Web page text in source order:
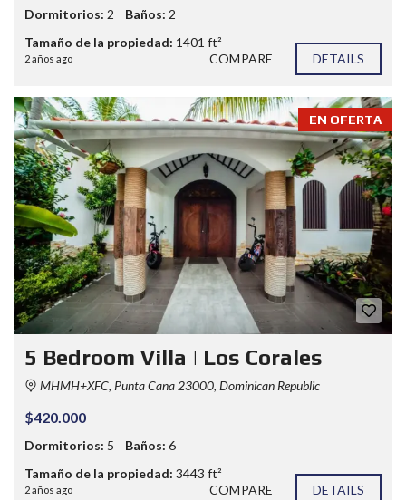
Dormitorios: 2 Baños: 2
Tamaño de la propiedad: 1401 ft²
2 años ago COMPARE DETAILS
EN OFERTA
5 Bedroom Villa | Los Corales
MHMH+XFC, Punta Cana 23000, Dominican Republic
$420.000
Dormitorios: 5 Baños: 6
Tamaño de la propiedad: 3443 ft²
2 años ago COMPARE DETAILS